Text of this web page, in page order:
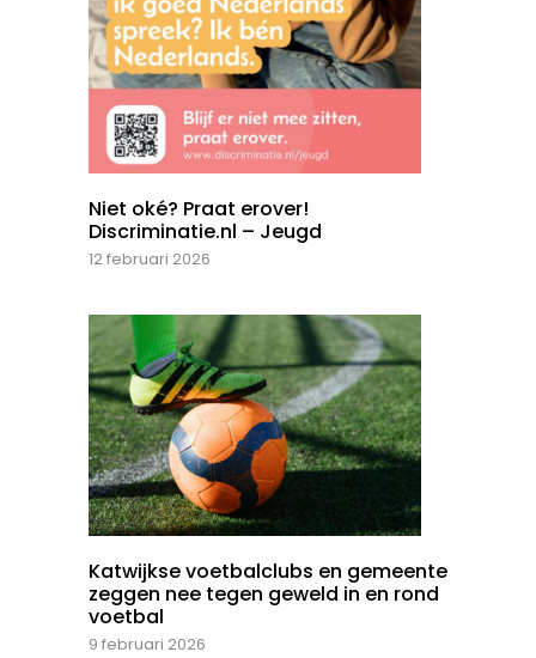
Niet oké? Praat erover!
Discriminatie.nl – Jeugd
12 februari 2026
Katwijkse voetbalclubs en gemeente
zeggen nee tegen geweld in en rond
voetbal
9 februari 2026